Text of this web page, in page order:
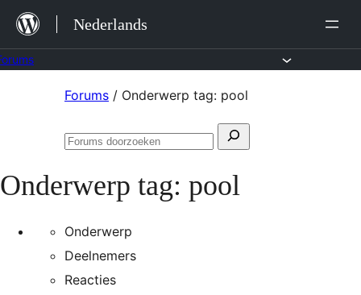
naar
de
Nederlands
Forums / Onderwerp tag: pool
Zoeken
Forums
Onderwerp tag: pool
Onderwerp
Deelnemers
Reacties